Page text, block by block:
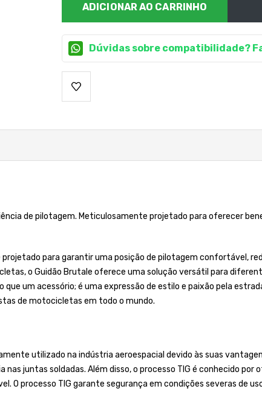
Dúvidas sobre compatibilidade?
de pilotagem. Meticulosamente projetado para oferecer
para garantir uma posição de pilotagem confortável,
o Guidão Brutale oferece uma solução versátil para
um acessório; é uma expressão de estilo e paixão pela
de motocicletas em todo o mundo.
utilizado na indústria aeroespacial devido às suas
juntas soldadas. Além disso, o processo TIG é conhecido por
processo TIG garante segurança em condições severas de